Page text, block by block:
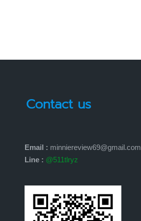
Contact us
Email : minniereview69@gmail.com
Line : @511tlryz